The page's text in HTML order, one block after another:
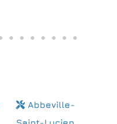
Abbeville-